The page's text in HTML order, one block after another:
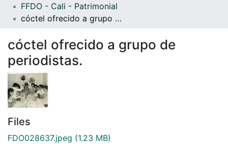
FFDO - Cali - Patrimonial
cóctel ofrecido a grupo de periodistas.
cóctel ofrecido a grupo de
periodistas.
Files
FDO028637.jpeg (1.23 MB)